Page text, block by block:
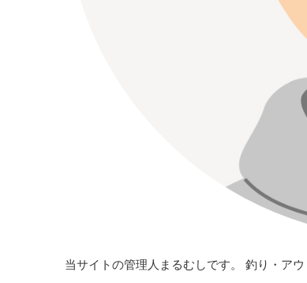
当サイトの管理人まるむしです。 釣り・ア